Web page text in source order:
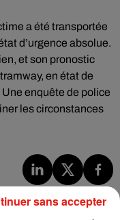
a été transportée
d’urgence absolue.
et son pronostic
en état de
enquête de police
les circonstances
sans accepter